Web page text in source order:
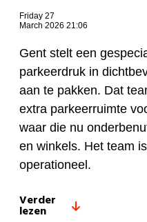
Friday 27
March 2026 21:06
Gent stelt een
parkeerdruk in
aan te pakken. Dat
extra parkeerruimte
waar die nu
en winkels. Het team
operationeel.
Verder
lezen